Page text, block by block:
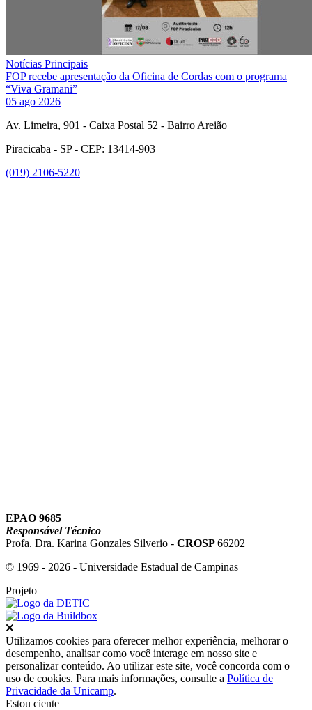
Notícias Principais
FOP recebe apresentação da Oficina de Cordas com o programa
“Viva Gramani”
05 ago 2026
Av. Limeira, 901 - Caixa Postal 52 - Bairro Areião
Piracicaba - SP - CEP: 13414-903
(019) 2106-5220
EPAO 9685
Responsável Técnico
Profa. Dra. Karina Gonzales Silverio - CROSP66202
© 1969 - 2026 - Universidade Estadual de Campinas
Projeto
Utilizamos cookies para oferecer melhor experiência, melhorar o
desempenho, analisar como você interage em nosso site e
personalizar conteúdo. Ao utilizar este site, você concorda com o
uso de cookies. Para mais informações, consulte a Política de
Privacidade da Unicamp.
Estou ciente